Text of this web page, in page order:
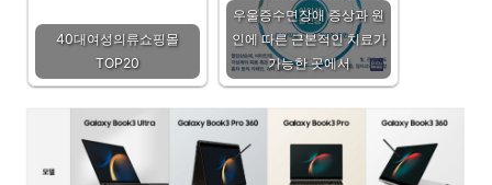
40대여성의류쇼핑몰
TOP20
우울증수면장애 증상과 원
인에 따른 근본적인 치료가
가능한 곳에서